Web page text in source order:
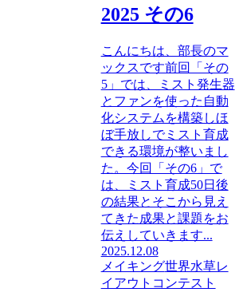
2025 その6
こんにちは、部長のマ
ックスです前回「その
5」では、ミスト発生器
とファンを使った自動
化システムを構築しほ
ぼ手放しでミスト育成
できる環境が整いまし
た。今回「その6」で
は、ミスト育成50日後
の結果とそこから見え
てきた成果と課題をお
伝えしていきます...
2025.12.08
メイキング世界水草レ
イアウトコンテスト